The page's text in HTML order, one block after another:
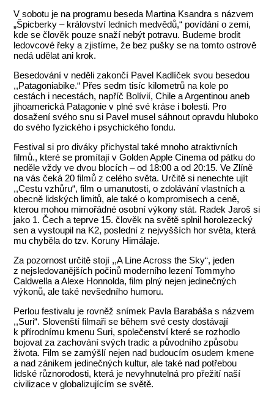
V sobotu je na programu beseda Martina Ksandra s názvem
„Špicberky – království ledních medvědů,“ povídání o zemi,
kde se člověk pouze snaží nebýt potravu. Budeme brodit
ledovcové řeky a zjistíme, že bez pušky se na tomto ostrově
nedá udělat ani krok.
Besedování v neděli zakončí Pavel Kadlíček svou besedou
,,Patagoniabike.“ Přes sedm tisíc kilometrů na kole po
cestách i necestách, napříč Bolívií, Chile a Argentinou aneb
jihoamerická Patagonie v plné své kráse i bolesti. Pro
dosažení svého snu si Pavel musel sáhnout opravdu hluboko
do svého fyzického i psychického fondu.
Festival si pro diváky přichystal také mnoho atraktivních
filmů., které se promítají v Golden Apple Cinema od pátku do
neděle vždy ve dvou blocích – od 18:00 a od 20:15. Ve Zlíně
na vás čeká 20 filmů z celého světa. Určitě si nenechte ujít
,,Cestu vzhůru“, film o umanutosti, o zdolávání vlastních a
obecně lidských limitů, ale také o kompromisech a ceně,
kterou mohou mimořádné osobní výkony stát. Radek Jaroš si
jako 1. Čech a teprve 15. člověk na světě splnil horolezecký
sen a vystoupil na K2, poslední z nejvyšších hor světa, která
mu chyběla do tzv. Koruny Himálaje.
Za pozornost určitě stojí ,,A Line Across the Sky“, jeden
z nejsledovanějších počinů moderního lezení Tommyho
Caldwella a Alexe Honnolda, film plný nejen jedinečných
výkonů, ale také nevšedního humoru.
Perlou festivalu je rovněž snímek Pavla Barabáša s názvem
,,Suri“. Slovenští filmaři se během své cesty dostávají
k přírodnímu kmenu Suri, společenství které se rozhodlo
bojovat za zachování svých tradic a původního způsobu
života. Film se zamýšlí nejen nad budoucím osudem kmene
a nad zánikem jedinečných kultur, ale také nad potřebou
lidské různorodosti, která je nevyhnutelná pro přežití naší
civilizace v globalizujícím se světě.